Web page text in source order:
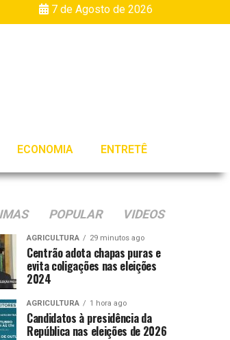
7 de Agosto de 2026
ECONOMIA ENTRETÊ
POPULAR VIDEOS
AGRICULTURA 29 minutos ago
Centrão adota chapas puras e
evita coligações nas eleições
2024
AGRICULTURA 1 hora ago
Candidatos à presidência da
República nas eleições de 2026